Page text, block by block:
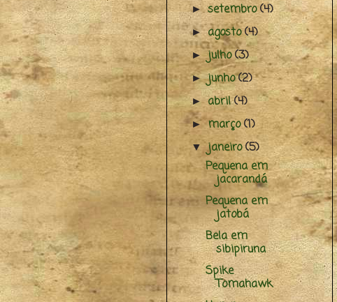
►setembro(4)
►agosto(4)
►julho(3)
►junho(2)
►abril(4)
►março(1)
▼janeiro(5)
Pequena em
jacarandá
Pequena em
jatobá
Bela em
sibipiruna
Spike
Tomahawk